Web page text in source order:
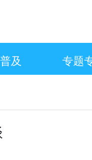
及 专题